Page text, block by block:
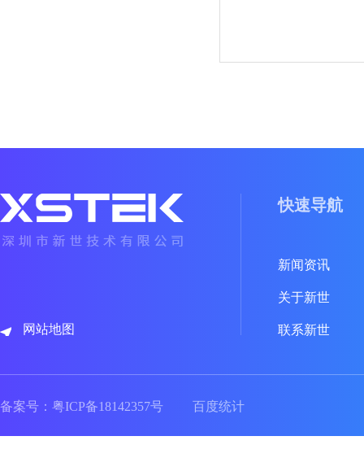
网站地图
快速导航
新闻资讯
关于新世
联系新世
备案号： 粤ICP备18142357号 百度统计